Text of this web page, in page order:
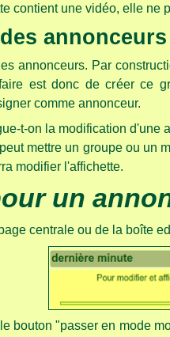
contient une vidéo, elle ne
annonceurs
annonceurs. Par
est donc de créer ce
comme annonceur.
t-on la modification d'une
mettre un groupe ou un
modifier l'affichette.
un
centrale ou de la boîte
bouton "passer en mode